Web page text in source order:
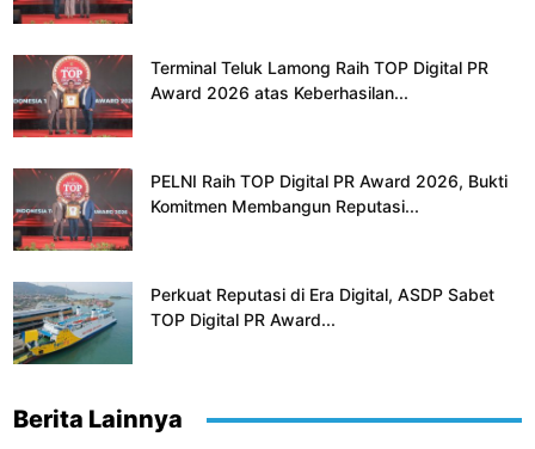
Terminal Teluk Lamong Raih TOP Digital PR
Award 2026 atas Keberhasilan...
PELNI Raih TOP Digital PR Award 2026, Bukti
Komitmen Membangun Reputasi...
Perkuat Reputasi di Era Digital, ASDP Sabet
TOP Digital PR Award...
Berita Lainnya